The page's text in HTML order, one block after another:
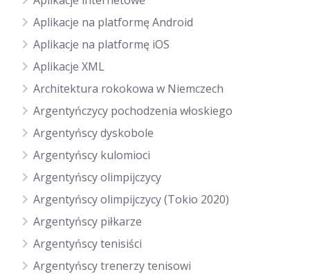
Aplikacje na platformę Android
Aplikacje na platformę iOS
Aplikacje XML
Architektura rokokowa w Niemczech
Argentyńczycy pochodzenia włoskiego
Argentyńscy dyskobole
Argentyńscy kulomioci
Argentyńscy olimpijczycy
Argentyńscy olimpijczycy (Tokio 2020)
Argentyńscy piłkarze
Argentyńscy tenisiści
Argentyńscy trenerzy tenisowi